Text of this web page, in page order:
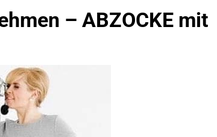
– ABZOCKE mit